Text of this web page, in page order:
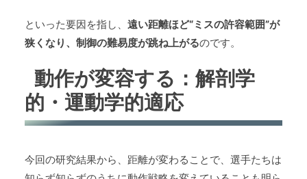
といった要因を指し、 遠い距離ほど“ミスの許容範囲”が
狭くなり、制御の難易度が跳ね上がるのです。
動作が変容する：解剖学
的・運動学的適応
今回の研究結果から、距離が変わることで、選手たちは